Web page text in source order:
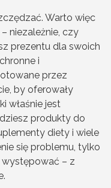
Warto więc
niezależnie, czy
prezentu dla swoich
i
przez
by oferowały
właśnie jest
produkty do
diety i wiele
się problemu, tylko
występować – z